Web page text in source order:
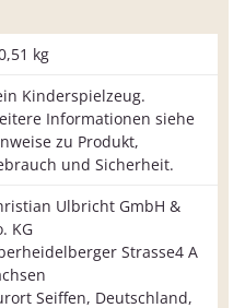
kg
Kinderspielzeug.
Informationen siehe
zu Produkt,
und Sicherheit.
Ulbricht GmbH &
KG
Strasse4 A
Seiffen, Deutschland,